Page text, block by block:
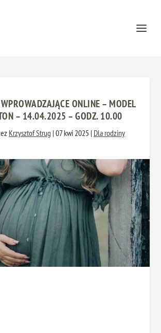
ONLINE – MODEL
– 14.04.2025 – GODZ. 10.00
Krzysztof Strug | 07 kwi 2025 | Dla rodziny